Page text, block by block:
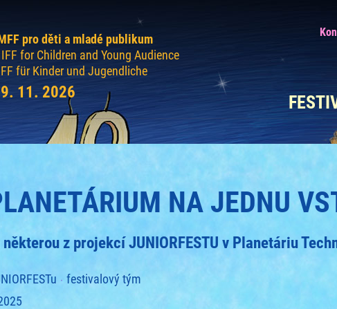
pro děti a mladé publikum
IFF for Children and Young Audience
für Kinder und Jugendliche
11. 2026
NA JEDNU
z projekcí JUNIORFESTU v Planetáriu
festivalový tým